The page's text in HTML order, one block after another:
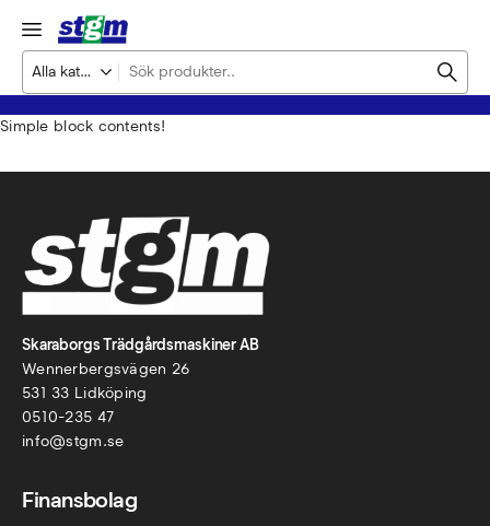
Simple block contents!
Skaraborgs Trädgårdsmaskiner AB
Wennerbergsvägen 26
531 33 Lidköping
0510-235 47
info@stgm.se
Finansbolag